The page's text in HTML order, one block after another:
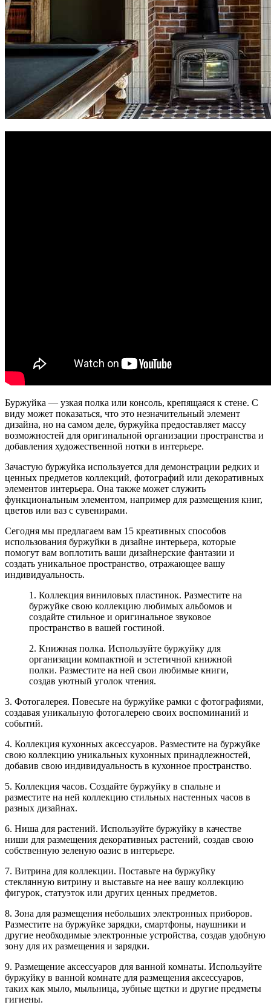
Буржуйка — узкая полка или консоль, крепящаяся к стене. С
виду может показаться, что это незначительный элемент
дизайна, но на самом деле, буржуйка предоставляет массу
возможностей для оригинальной организации пространства и
добавления художественной нотки в интерьере.
Зачастую буржуйка используется для демонстрации редких и
ценных предметов коллекций, фотографий или декоративных
элементов интерьера. Она также может служить
функциональным элементом, например для размещения книг,
цветов или ваз с сувенирами.
Сегодня мы предлагаем вам 15 креативных способов
использования буржуйки в дизайне интерьера, которые
помогут вам воплотить ваши дизайнерские фантазии и
создать уникальное пространство, отражающее вашу
индивидуальность.
1. Коллекция виниловых пластинок. Разместите на
буржуйке свою коллекцию любимых альбомов и
создайте стильное и оригинальное звуковое
пространство в вашей гостиной.
2. Книжная полка. Используйте буржуйку для
организации компактной и эстетичной книжной
полки. Разместите на ней свои любимые книги,
создав уютный уголок чтения.
3. Фотогалерея. Повесьте на буржуйке рамки с фотографиями,
создавая уникальную фотогалерею своих воспоминаний и
событий.
4. Коллекция кухонных аксессуаров. Разместите на буржуйке
свою коллекцию уникальных кухонных принадлежностей,
добавив свою индивидуальность в кухонное пространство.
5. Коллекция часов. Создайте буржуйку в спальне и
разместите на ней коллекцию стильных настенных часов в
разных дизайнах.
6. Ниша для растений. Используйте буржуйку в качестве
ниши для размещения декоративных растений, создав свою
собственную зеленую оазис в интерьере.
7. Витрина для коллекции. Поставьте на буржуйку
стеклянную витрину и выставьте на нее вашу коллекцию
фигурок, статуэток или других ценных предметов.
8. Зона для размещения небольших электронных приборов.
Разместите на буржуйке зарядки, смартфоны, наушники и
другие необходимые электронные устройства, создав удобную
зону для их размещения и зарядки.
9. Размещение аксессуаров для ванной комнаты. Используйте
буржуйку в ванной комнате для размещения аксессуаров,
таких как мыло, мыльница, зубные щетки и другие предметы
гигиены.